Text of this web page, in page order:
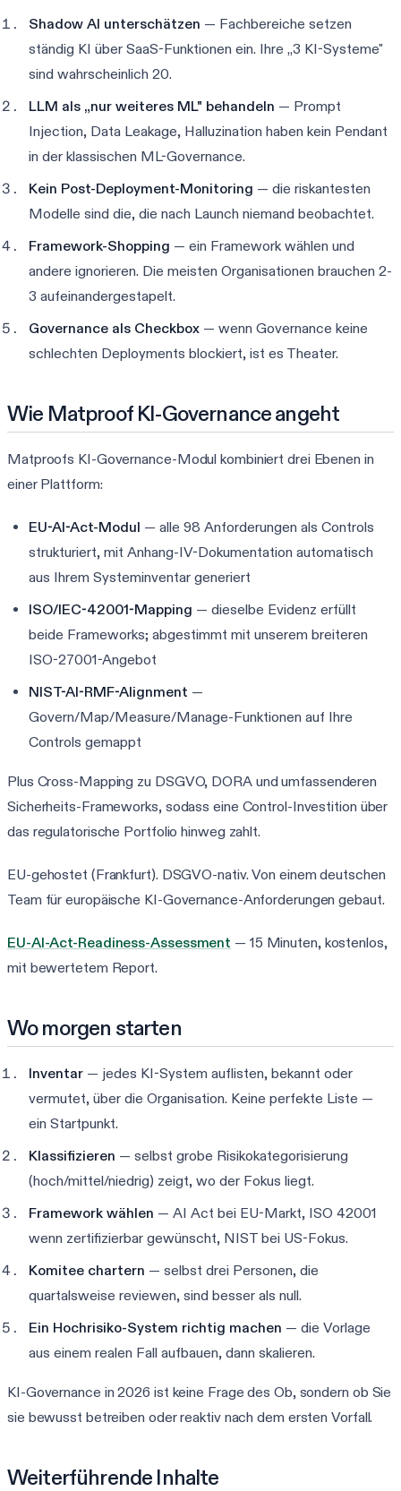
Shadow AI unterschätzen — Fachbereiche setzen
ständig KI über SaaS-Funktionen ein. Ihre „3 KI-Systeme"
sind wahrscheinlich 20.
LLM als „nur weiteres ML" behandeln — Prompt
Injection, Data Leakage, Halluzination haben kein Pendant
in der klassischen ML-Governance.
Kein Post-Deployment-Monitoring — die riskantesten
Modelle sind die, die nach Launch niemand beobachtet.
Framework-Shopping — ein Framework wählen und
andere ignorieren. Die meisten Organisationen brauchen 2-
3 aufeinandergestapelt.
Governance als Checkbox — wenn Governance keine
schlechten Deployments blockiert, ist es Theater.
Wie Matproof KI-Governance angeht
Matproofs KI-Governance-Modul kombiniert drei Ebenen in
einer Plattform:
EU-AI-Act-Modul — alle 98 Anforderungen als Controls
strukturiert, mit Anhang-IV-Dokumentation automatisch
aus Ihrem Systeminventar generiert
ISO/IEC-42001-Mapping — dieselbe Evidenz erfüllt
beide Frameworks; abgestimmt mit unserem breiteren
ISO-27001-Angebot
NIST-AI-RMF-Alignment —
Govern/Map/Measure/Manage-Funktionen auf Ihre
Controls gemappt
Plus Cross-Mapping zu DSGVO, DORA und umfassenderen
Sicherheits-Frameworks, sodass eine Control-Investition über
das regulatorische Portfolio hinweg zahlt.
EU-gehostet (Frankfurt). DSGVO-nativ. Von einem deutschen
Team für europäische KI-Governance-Anforderungen gebaut.
EU-AI-Act-Readiness-Assessment — 15 Minuten, kostenlos,
mit bewertetem Report.
Wo morgen starten
Inventar — jedes KI-System auflisten, bekannt oder
vermutet, über die Organisation. Keine perfekte Liste —
ein Startpunkt.
Klassifizieren — selbst grobe Risikokategorisierung
(hoch/mittel/niedrig) zeigt, wo der Fokus liegt.
Framework wählen — AI Act bei EU-Markt, ISO 42001
wenn zertifizierbar gewünscht, NIST bei US-Fokus.
Komitee chartern — selbst drei Personen, die
quartalsweise reviewen, sind besser als null.
Ein Hochrisiko-System richtig machen — die Vorlage
aus einem realen Fall aufbauen, dann skalieren.
KI-Governance in 2026 ist keine Frage des Ob, sondern ob Sie
sie bewusst betreiben oder reaktiv nach dem ersten Vorfall.
Weiterführende Inhalte